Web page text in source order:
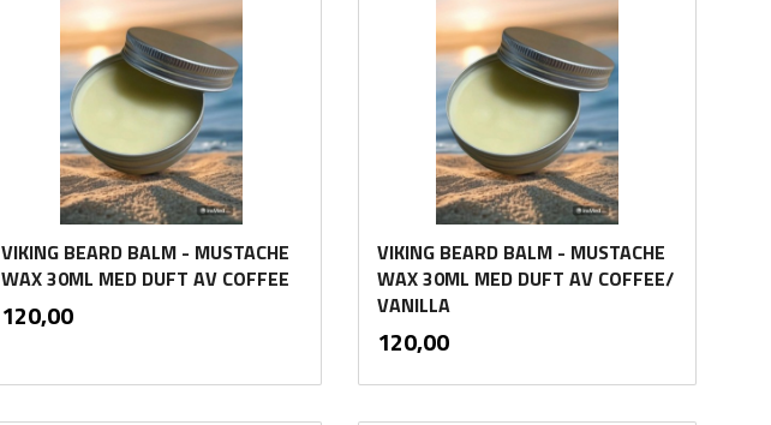
VIKING BEARD BALM - MUSTACHE
WAX 30ML MED DUFT AV COFFEE
Pris
120,00mva.
VIKING BEARD BALM - MUSTACHE
WAX 30ML MED DUFT AV COFFEE/
VANILLA
Pris
120,00mva.